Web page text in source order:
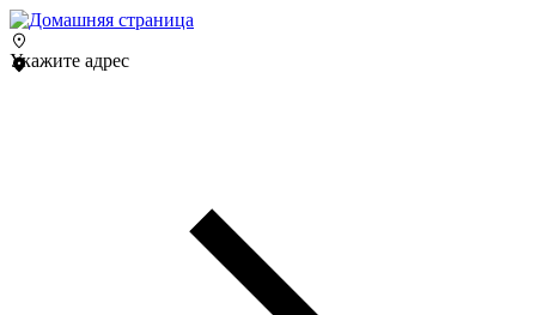
Укажите адрес